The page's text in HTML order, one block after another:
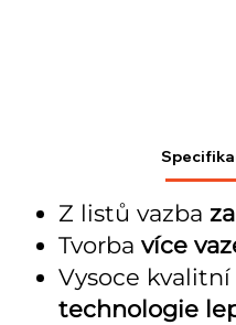
Z listů vazba
Tvorbavíce
Vysoce kvalitní
technologie